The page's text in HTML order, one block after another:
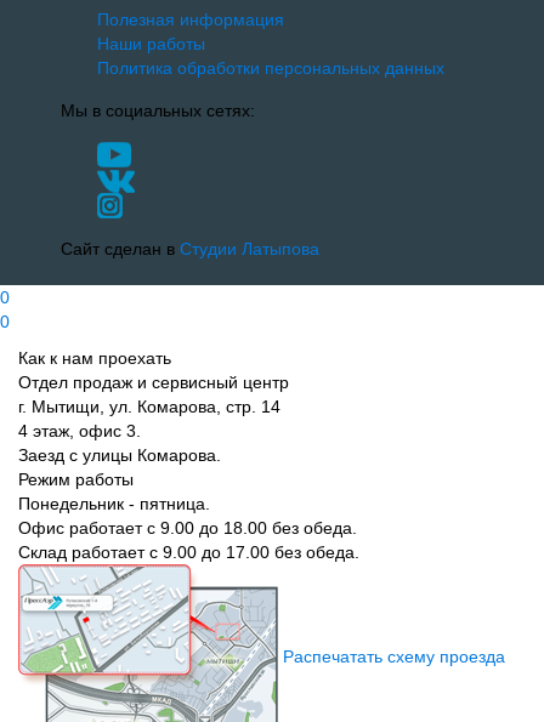
Полезная информация
Наши работы
Политика обработки персональных данных
Мы в социальных сетях:
Сайт сделан в Студии Латыпова
0
0
Как к нам проехать
Отдел продаж и сервисный центр
г. Мытищи, ул. Комарова, стр. 14
4 этаж, офис 3.
Заезд с улицы Комарова.
Режим работы
Понедельник - пятница.
Офис работает с 9.00 до 18.00 без обеда.
Склад работает с 9.00 до 17.00 без обеда.
Распечатать схему проезда